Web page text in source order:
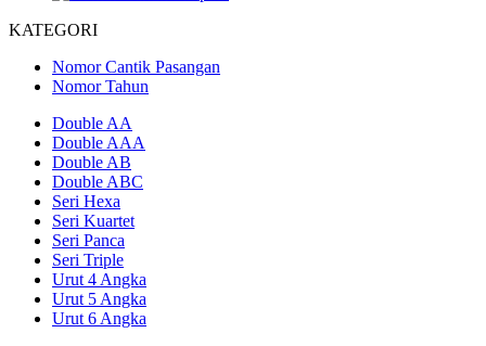
KATEGORI
Nomor Cantik Pasangan
Nomor Tahun
Double AA
Double AAA
Double AB
Double ABC
Seri Hexa
Seri Kuartet
Seri Panca
Seri Triple
Urut 4 Angka
Urut 5 Angka
Urut 6 Angka